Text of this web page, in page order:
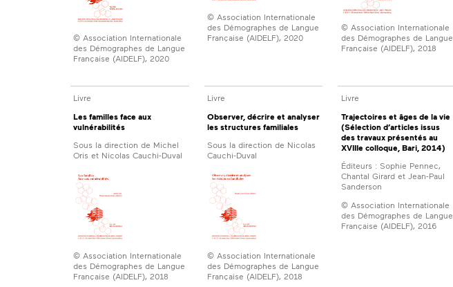
© Association Internationale
des Démographes de Langue
Française (AIDELF), 2020
© Association Internationale
des Démographes de Langue
Française (AIDELF), 2020
© Association Internationale
des Démographes de Langue
Française (AIDELF), 2018
Livre
Les familles face aux
vulnérabilités
Sous la direction de Michel
Oris et Nicolas Cauchi-Duval
© Association Internationale
des Démographes de Langue
Française (AIDELF), 2018
Livre
Observer, décrire et analyser
les structures familiales
Sous la direction de Nicolas
Cauchi-Duval
© Association Internationale
des Démographes de Langue
Française (AIDELF), 2018
Livre
Trajectoires et âges de la vie
(Sélection d’articles issus
des travaux présentés au
XVIIIe colloque, Bari, 2014)
Éditeurs : Sophie Pennec,
Chantal Girard et Jean-Paul
Sanderson
© Association Internationale
des Démographes de Langue
Française (AIDELF), 2016